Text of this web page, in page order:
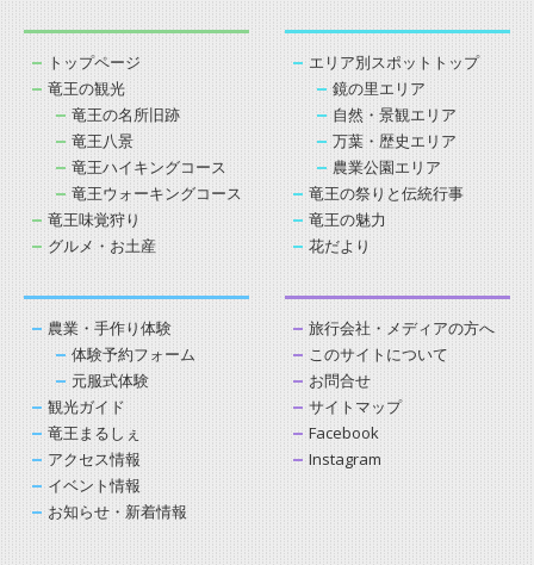
トップページ
竜王の観光
竜王の名所旧跡
竜王八景
竜王ハイキングコース
竜王ウォーキングコース
竜王味覚狩り
グルメ・お土産
エリア別スポットトップ
鏡の里エリア
自然・景観エリア
万葉・歴史エリア
農業公園エリア
竜王の祭りと伝統行事
竜王の魅力
花だより
農業・手作り体験
体験予約フォーム
元服式体験
観光ガイド
竜王まるしぇ
アクセス情報
イベント情報
お知らせ・新着情報
旅行会社・メディアの方へ
このサイトについて
お問合せ
サイトマップ
Facebook
Instagram